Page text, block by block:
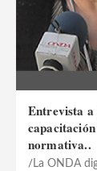
Entrevista
normativa..
La ONDA